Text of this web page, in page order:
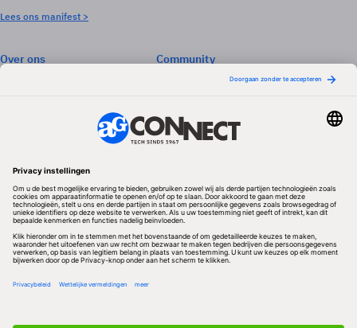
Lees ons manifest >
Over ons
Privacyinstellingen
Community
Events & Opleidingen
Vacatures
Whitepapers
Volg ons